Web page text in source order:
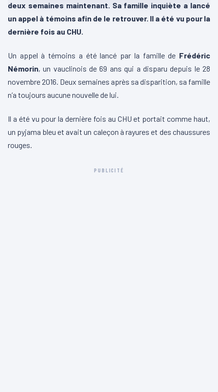
deux semaines maintenant. Sa famille inquiète a lancé
un appel à témoins afin de le retrouver. Il a été vu pour la
dernière fois au CHU.
Un appel à témoins a été lancé par la famille de Frédéric
Némorin, un vauclinois de 69 ans qui a disparu depuis le 28
novembre 2016. Deux semaines après sa disparition, sa famille
n’a toujours aucune nouvelle de lui.
Il a été vu pour la dernière fois au CHU et portait comme haut,
un pyjama bleu et avait un caleçon à rayures et des chaussures
rouges.
PUBLICITÉ